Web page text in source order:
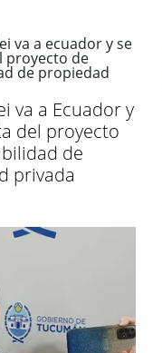
va a Ecuador y
del proyecto
de
privada